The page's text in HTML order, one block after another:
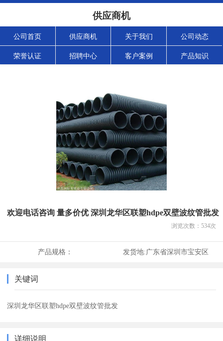
供应商机
公司首页 供应商机 关于我们 公司动态
荣誉认证 招聘中心 客户案例 产品知识
欢迎电话咨询 量多价优 深圳龙华区联塑hdpe双壁波纹管批发
浏览次数： 534次
产品规格： 发货地:广东省深圳市宝安区
关键词
深圳龙华区联塑hdpe双壁波纹管批发
详细说明